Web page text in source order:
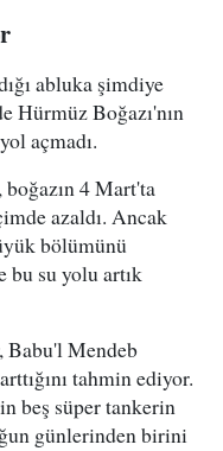
abluka şimdiye
Hürmüz Boğazı'nın
açmadı.
4 Mart'ta
azaldı. Ancak
bölümünü
bu su yolu artık
Mendeb
tahmin ediyor.
beş süper tankerin
günlerinden birini